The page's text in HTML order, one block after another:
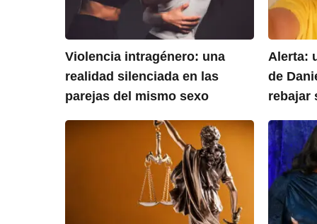
Violencia intragénero: una
realidad silenciada en las
parejas del mismo sexo
Alerta:
de
rebajar